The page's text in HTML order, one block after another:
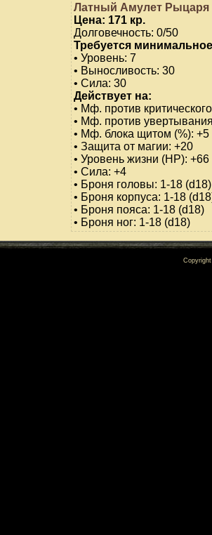
Латный Амулет Рыцаря
Цена: 171 кр.
Долговечность: 0/50
Требуется
• Уровень: 7
• Выносливость: 30
• Сила: 30
Действует на:
• Мф. против
• Мф. против
• Мф. блока щитом (%): +5
• Защита от магии: +20
• Уровень жизни (HP): +66
• Сила: +4
• Броня головы: 1-18 (d18)
• Броня корпуса: 1-18
• Броня пояса: 1-18 (d18)
• Броня ног: 1-18 (d18)